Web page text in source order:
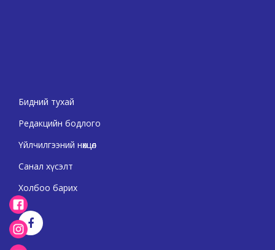
Бидний тухай
Редакцийн бодлого
Үйлчилгээний нөхцөл
Санал хүсэлт
Холбоо барих